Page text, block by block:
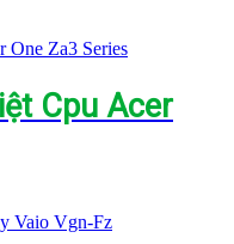
Cpu Acer